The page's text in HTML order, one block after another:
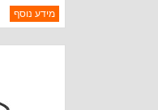
ברקוד: CTA001
יצרן:MD JUAN
מידע נוסף